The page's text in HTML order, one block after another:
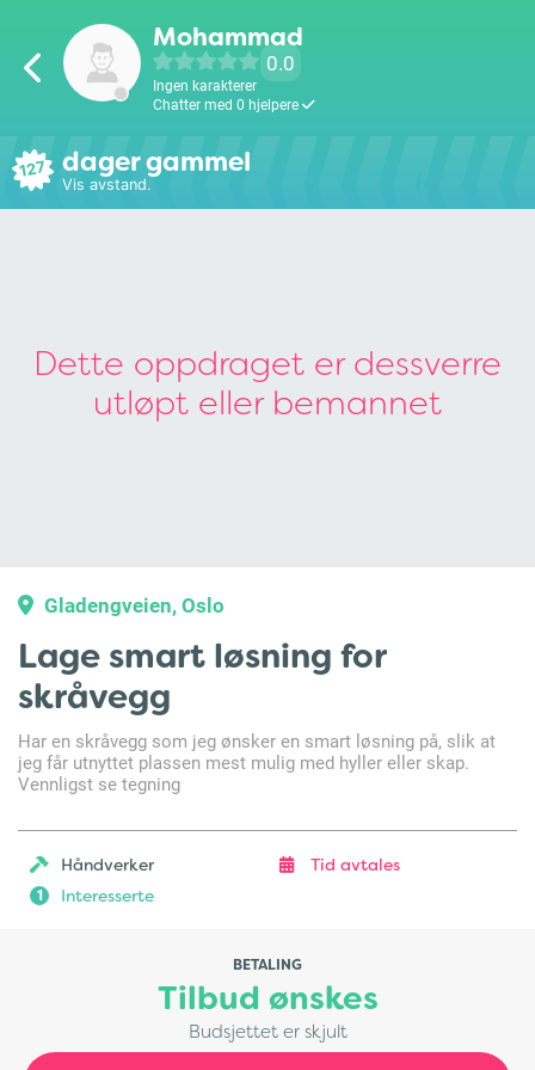
Mohammad
0.0
Ingen karakterer
Chatter med 0 hjelpere
127 dager gammel
Vis avstand.
Dette oppdraget er dessverre
utløpt eller bemannet
Gladengveien, Oslo
Lage smart løsning for
skråvegg
Har en skråvegg som jeg ønsker en smart løsning på, slik at
jeg får utnyttet plassen mest mulig med hyller eller skap.
Vennligst se tegning
Håndverker Tid avtales
1 Interesserte
BETALING
Tilbud ønskes
Budsjettet er skjult